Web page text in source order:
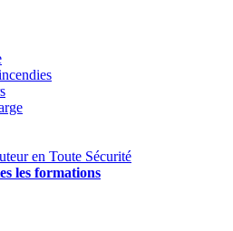
en Toute Sécurité
les formations